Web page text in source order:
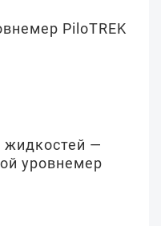
PiloTREK
жидкостей —
уровнемер